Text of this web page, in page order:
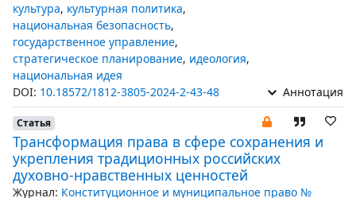
культура, культурная политика,
национальная безопасность,
государственное управление,
стратегическое планирование, идеология,
национальная идея
DOI: 10.18572/1812-3805-2024-2-43-48 Аннотация
Статья
Трансформация права в сфере сохранения и
укрепления традиционных российских
духовно-нравственных ценностей
Журнал: Конституционное и муниципальное право №